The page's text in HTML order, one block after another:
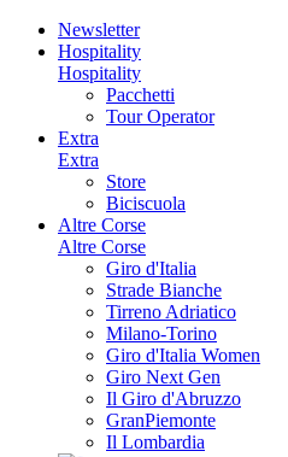
Newsletter
Hospitality
Hospitality
Pacchetti
Tour Operator
Extra
Extra
Store
Biciscuola
Altre Corse
Altre Corse
Giro d'Italia
Strade Bianche
Tirreno Adriatico
Milano-Torino
Giro d'Italia Women
Giro Next Gen
Il Giro d'Abruzzo
GranPiemonte
Il Lombardia